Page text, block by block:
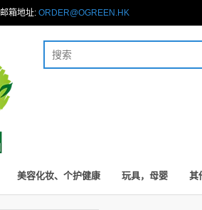
邮箱地址: ORDER@OGREEN.HK
美容化妆、个护健康 玩具，母婴 其